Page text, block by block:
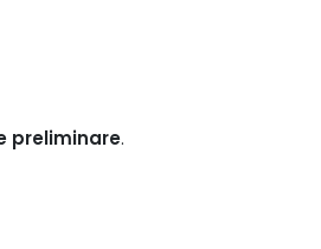
preliminare.